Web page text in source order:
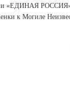
«ЕДИНАЯ РОССИЯ»
к Могиле